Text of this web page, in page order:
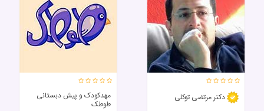
دکتر مرتضی توکلی مهدکودک و پیش دبستانی
طوطک